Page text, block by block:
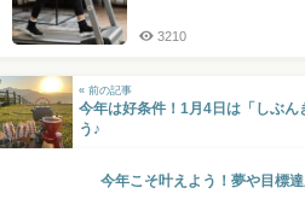
3210
« 前の記事
今年は好条件！1月4日は「しぶ
う♪
今年こそ叶えよう！夢や目標